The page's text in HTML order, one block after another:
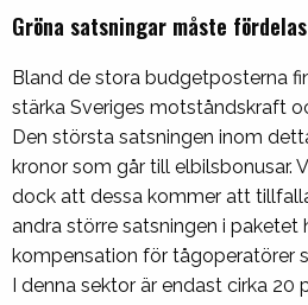
Gröna satsningar måste
Bland de stora budgetposterna
stärka Sveriges motståndskraft
Den största satsningen inom
kronor som går till elbilsbonusar.
dock att dessa kommer att
andra större satsningen i paketet
kompensation för tågoperatörer
I denna sektor är endast cirka 20